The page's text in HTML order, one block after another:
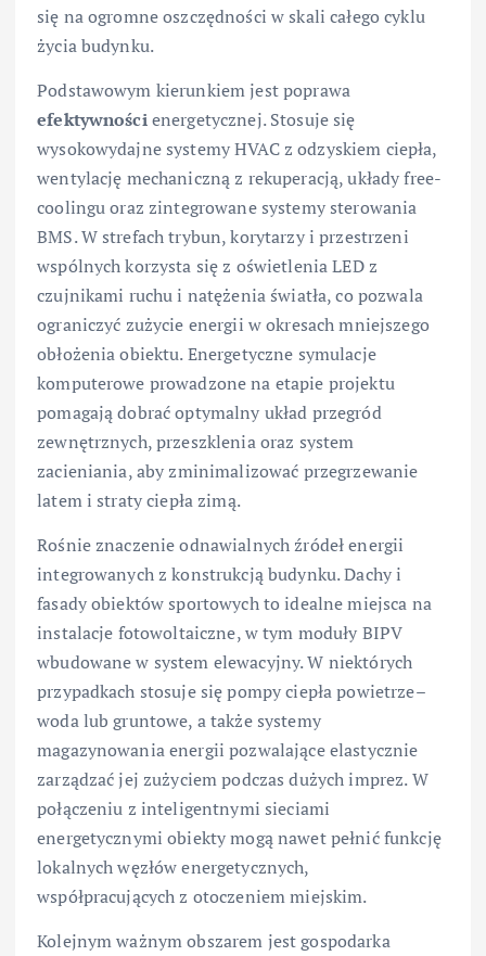
się na ogromne oszczędności w skali całego cyklu
życia budynku.
Podstawowym kierunkiem jest poprawa
efektywnościenergetycznej. Stosuje się
wysokowydajne systemy HVAC z odzyskiem ciepła,
wentylację mechaniczną z rekuperacją, układy free-
coolingu oraz zintegrowane systemy sterowania
BMS. W strefach trybun, korytarzy i przestrzeni
wspólnych korzysta się z oświetlenia LED z
czujnikami ruchu i natężenia światła, co pozwala
ograniczyć zużycie energii w okresach mniejszego
obłożenia obiektu. Energetyczne symulacje
komputerowe prowadzone na etapie projektu
pomagają dobrać optymalny układ przegród
zewnętrznych, przeszklenia oraz system
zacieniania, aby zminimalizować przegrzewanie
latem i straty ciepła zimą.
Rośnie znaczenie odnawialnych źródeł energii
integrowanych z konstrukcją budynku. Dachy i
fasady obiektów sportowych to idealne miejsca na
instalacje fotowoltaiczne, w tym moduły BIPV
wbudowane w system elewacyjny. W niektórych
przypadkach stosuje się pompy ciepła powietrze–
woda lub gruntowe, a także systemy
magazynowania energii pozwalające elastycznie
zarządzać jej zużyciem podczas dużych imprez. W
połączeniu z inteligentnymi sieciami
energetycznymi obiekty mogą nawet pełnić funkcję
lokalnych węzłów energetycznych,
współpracujących z otoczeniem miejskim.
Kolejnym ważnym obszarem jest gospodarka